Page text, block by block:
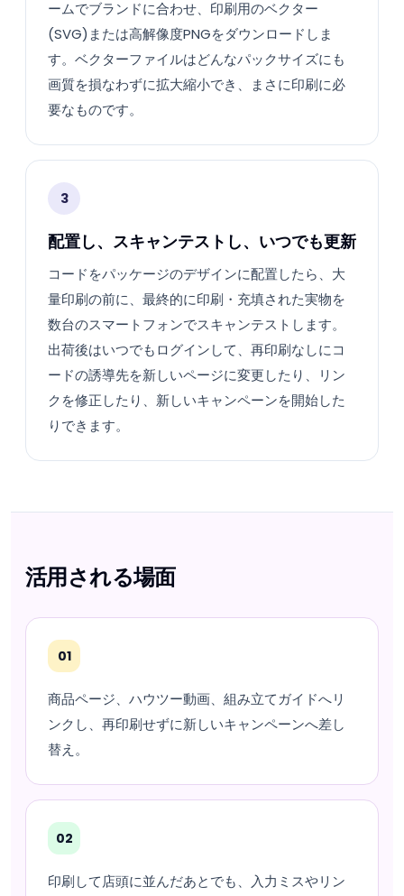
ームでブランドに合わせ、印刷用のベクター
(SVG)または高解像度PNGをダウンロードしま
す。ベクターファイルはどんなパックサイズにも
画質を損なわずに拡大縮小でき、まさに印刷に必
要なものです。
3
配置し、スキャンテストし、いつでも更新
コードをパッケージのデザインに配置したら、大
量印刷の前に、最終的に印刷・充填された実物を
数台のスマートフォンでスキャンテストします。
出荷後はいつでもログインして、再印刷なしにコ
ードの誘導先を新しいページに変更したり、リン
クを修正したり、新しいキャンペーンを開始した
りできます。
活用される場面
01
商品ページ、ハウツー動画、組み立てガイドへリ
ンクし、再印刷せずに新しいキャンペーンへ差し
替え。
02
印刷して店頭に並んだあとでも、入力ミスやリン